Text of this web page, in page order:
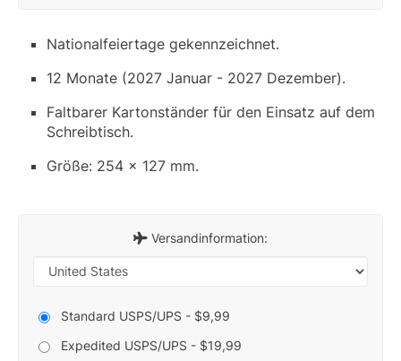
Nationalfeiertage gekennzeichnet.
12 Monate (2027 Januar - 2027 Dezember).
Faltbarer Kartonständer für den Einsatz auf dem
Schreibtisch.
Größe: 254 x 127 mm.
Versandinformation:
Standard USPS/UPS - $9,99
Expedited USPS/UPS - $19,99